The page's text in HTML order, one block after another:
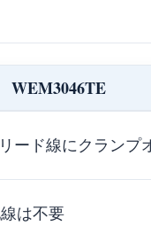
WEM3046TE
ード線にクランプ
は不要